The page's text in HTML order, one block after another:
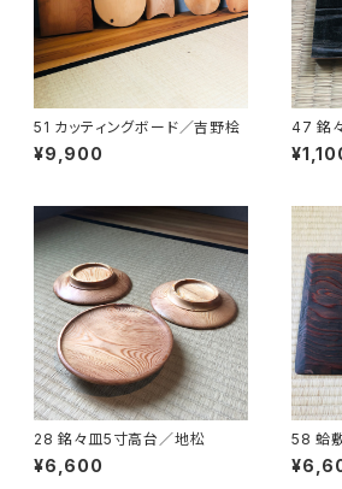
51 カッティングボード／吉野桧
¥9,900
47 銘
28 銘々皿5寸高台／地松
¥6,600
58 蛤